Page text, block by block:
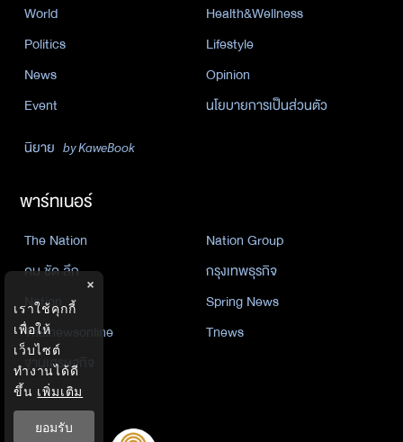
World
Health&Wellness
Politics
Lifestyle
News
Opinion
Event
นโยบายการเป็นส่วนตัว
นิยาย by KaweBook
พาร์ทเนอร์
The Nation
Nation Group
คม ชัด ลึก
กรุงเทพธุรกิจ
Nation
Spring News
Thainewsonline
Tnews
ฐานเศรษฐกิจ
×
เราใช้คุกกี้
เพื่อให้
เว็บไซต์
ทำงานได้ดี
ขึ้น เพิ่มเติม
ยอมรับ